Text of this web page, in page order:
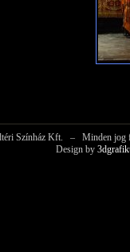
Színház Kft. –
Minden jog
Design by